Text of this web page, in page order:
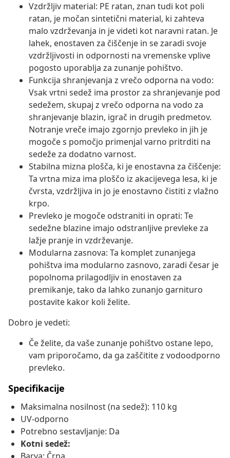
Vzdržljiv material: PE ratan, znan tudi kot poli
ratan, je močan sintetični material, ki zahteva
malo vzdrževanja in je videti kot naravni ratan. Je
lahek, enostaven za čiščenje in se zaradi svoje
vzdržljivosti in odpornosti na vremenske vplive
pogosto uporablja za zunanje pohištvo.
Funkcija shranjevanja z vrečo odporna na vodo:
Vsak vrtni sedež ima prostor za shranjevanje pod
sedežem, skupaj z vrečo odporna na vodo za
shranjevanje blazin, igrač in drugih predmetov.
Notranje vreče imajo zgornjo prevleko in jih je
mogoče s pomočjo primenjal varno pritrditi na
sedeže za dodatno varnost.
Stabilna mizna plošča, ki je enostavna za čiščenje:
Ta vrtna miza ima ploščo iz akacijevega lesa, ki je
čvrsta, vzdržljiva in jo je enostavno čistiti z vlažno
krpo.
Prevleko je mogoče odstraniti in oprati: Te
sedežne blazine imajo odstranljive prevleke za
lažje pranje in vzdrževanje.
Modularna zasnova: Ta komplet zunanjega
pohištva ima modularno zasnovo, zaradi česar je
popolnoma prilagodljiv in enostaven za
premikanje, tako da lahko zunanjo garnituro
postavite kakor koli želite.
Dobro je vedeti:
Če želite, da vaše zunanje pohištvo ostane lepo,
vam priporočamo, da ga zaščitite z vodoodporno
prevleko.
Specifikacije
Maksimalna nosilnost (na sedež): 110 kg
UV-odporno
Potrebno sestavljanje: Da
Kotni sedež: